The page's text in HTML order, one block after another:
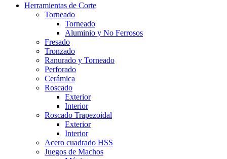
Herramientas de Corte
Torneado
Torneado
Aluminio y No Ferrosos
Fresado
Tronzado
Ranurado y Torneado
Perforado
Cerámica
Roscado
Exterior
Interior
Roscado Trapezoidal
Exterior
Interior
Acero cuadrado HSS
Juegos de Machos